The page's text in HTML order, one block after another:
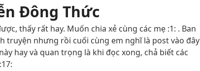
Đông Thức
thấy rất hay. Muốn chia xẻ cùng các mẹ :1: . Ban
truyện nhưng rồi cuối cùng em nghĩ là post vào đây
hay và quan trọng là khi đọc xong, chả biết các